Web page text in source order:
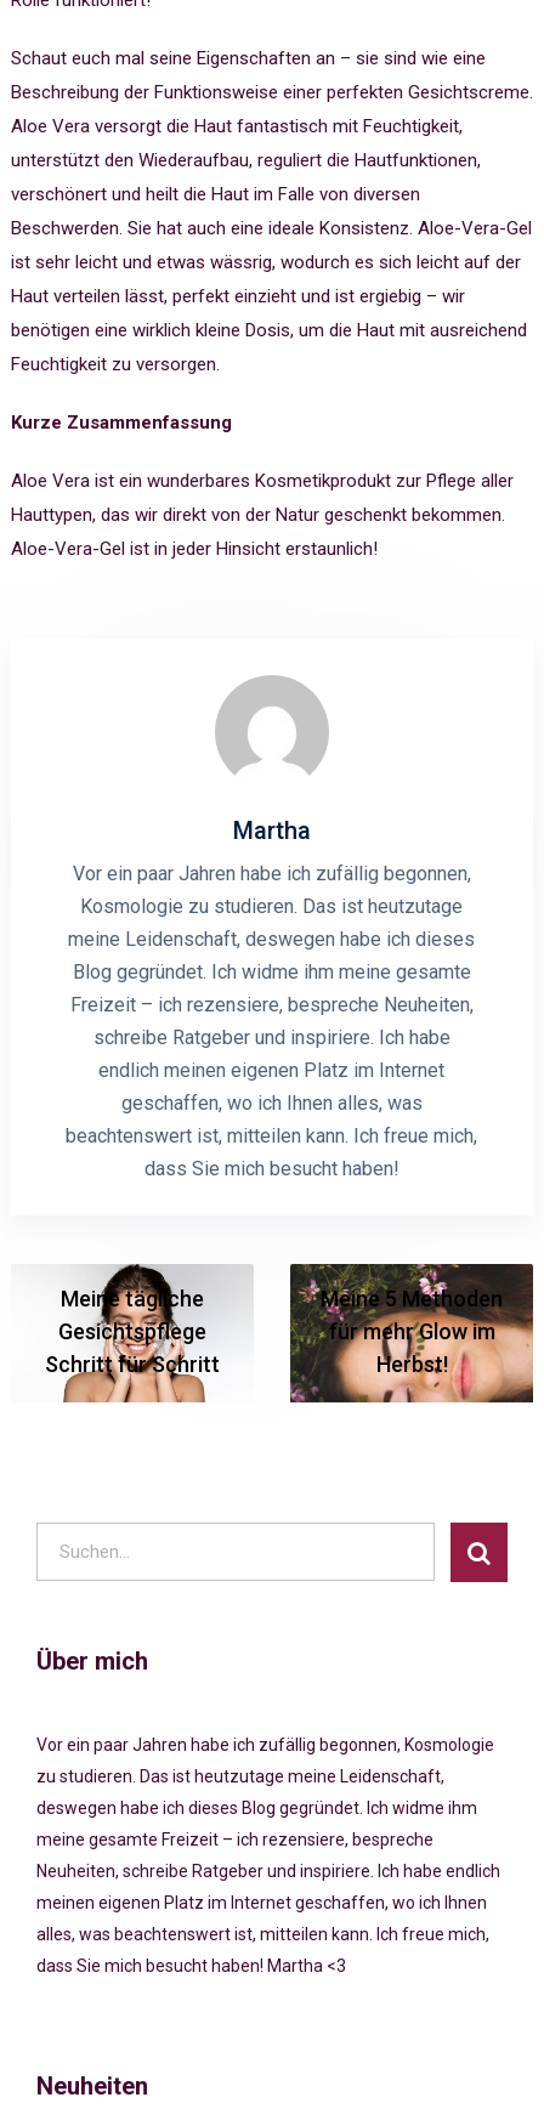
Schaut euch mal seine Eigenschaften an – sie sind wie eine
Beschreibung der Funktionsweise einer perfekten Gesichtscreme.
Aloe Vera versorgt die Haut fantastisch mit Feuchtigkeit,
unterstützt den Wiederaufbau, reguliert die Hautfunktionen,
verschönert und heilt die Haut im Falle von diversen
Beschwerden. Sie hat auch eine ideale Konsistenz. Aloe-Vera-Gel
ist sehr leicht und etwas wässrig, wodurch es sich leicht auf der
Haut verteilen lässt, perfekt einzieht und ist ergiebig – wir
benötigen eine wirklich kleine Dosis, um die Haut mit ausreichend
Feuchtigkeit zu versorgen.
Kurze Zusammenfassung
Aloe Vera ist ein wunderbares Kosmetikprodukt zur Pflege aller
Hauttypen, das wir direkt von der Natur geschenkt bekommen.
Aloe-Vera-Gel ist in jeder Hinsicht erstaunlich!
Martha
Vor ein paar Jahren habe ich zufällig begonnen,
Kosmologie zu studieren. Das ist heutzutage
meine Leidenschaft, deswegen habe ich dieses
Blog gegründet. Ich widme ihm meine gesamte
Freizeit – ich rezensiere, bespreche Neuheiten,
schreibe Ratgeber und inspiriere. Ich habe
endlich meinen eigenen Platz im Internet
geschaffen, wo ich Ihnen alles, was
beachtenswert ist, mitteilen kann. Ich freue mich,
dass Sie mich besucht haben!
Meine tägliche
Gesichtspflege
Schritt für Schritt
Meine 5 Methoden
für mehr Glow im
Herbst!
Über mich
Vor ein paar Jahren habe ich zufällig begonnen, Kosmologie
zu studieren. Das ist heutzutage meine Leidenschaft,
deswegen habe ich dieses Blog gegründet. Ich widme ihm
meine gesamte Freizeit – ich rezensiere, bespreche
Neuheiten, schreibe Ratgeber und inspiriere. Ich habe endlich
meinen eigenen Platz im Internet geschaffen, wo ich Ihnen
alles, was beachtenswert ist, mitteilen kann. Ich freue mich,
dass Sie mich besucht haben! Martha <3
Neuheiten